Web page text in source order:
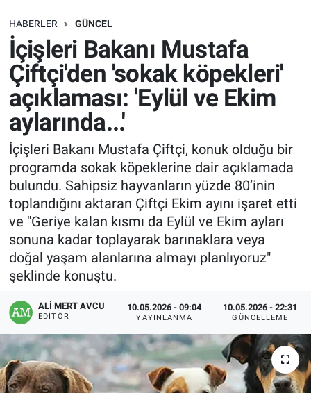
HABERLER GÜNCEL
İçişleri Bakanı Mustafa
Çiftçi'den 'sokak köpekleri'
açıklaması: 'Eylül ve Ekim
aylarında...'
İçişleri Bakanı Mustafa Çiftçi, konuk olduğu bir
programda sokak köpeklerine dair açıklamada
bulundu. Sahipsiz hayvanların yüzde 80’inin
toplandığını aktaran Çiftçi Ekim ayını işaret etti
ve "Geriye kalan kısmı da Eylül ve Ekim ayları
sonuna kadar toplayarak barınaklara veya
doğal yaşam alanlarına almayı planlıyoruz"
şeklinde konuştu.
ALI MERT AVCU
EDITÖR
10.05.2026 - 09:04
YAYINLANMA
10.05.2026 - 22:31
GÜNCELLEME
SAĞLIK
EKONOMİ
EĞİTİM
ÖZEL HABER
Keşfet
ASTROLOJİ
MANŞET
RESMİ İLANLAR
İLAN
Bize ulaşın
İletişim/Künye